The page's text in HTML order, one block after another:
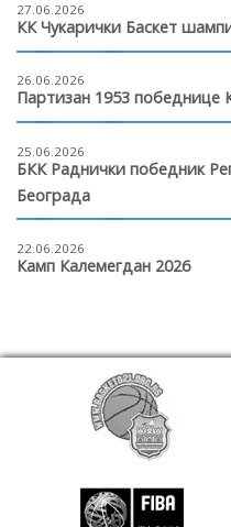
27.06.2026
КК Чукарички Баскет
26.06.2026
Партизан 1953 победнице
25.06.2026
БКК Раднички победник
Београда
22.06.2026
Камп Калемегдан 2026